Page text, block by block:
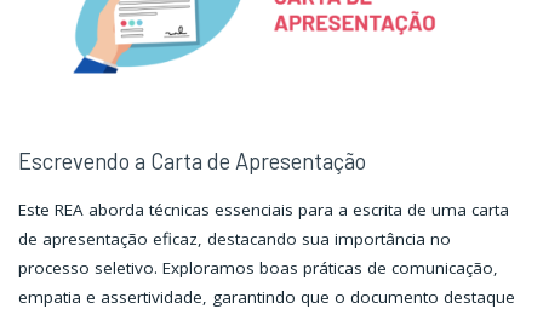
Escrevendo a Carta de Apresentação
Este REA aborda técnicas essenciais para a escrita de uma carta
de apresentação eficaz, destacando sua importância no
processo seletivo. Exploramos boas práticas de comunicação,
empatia e assertividade, garantindo que o documento destaque